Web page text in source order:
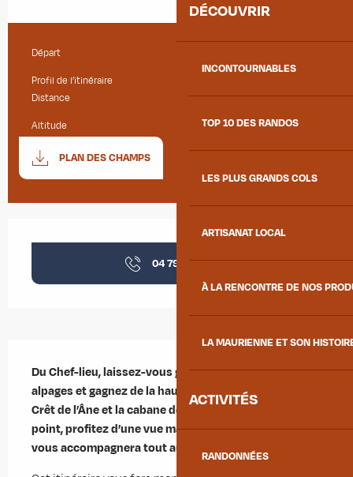
DÉCOUVRIR
INCONTOURNABLES
TOP 10 DES RANDOS
LES PLUS GRANDS COLS
ARTISANAT LOCAL
À LA RENCONTRE DE NOS
LA MAURIENNE ET SON
ACTIVITÉS
RANDONNÉES
Informations pratiques
Départ
Profil de l’itinéraire
Distance 10.6 km
Altitude 1517 m
Documentation
PLAN DES CHAMPS
04 79 59 30▒▒
Du Chef-lieu, laissez-vous guider à travers les
alpages et gagnez de la hauteur jusqu’au sommet du
Crêt de l’Âne et la cabane de La Blanche. Depuis ce
point, profitez d’une vue magnifique sur le village qui
vous accompagnera tout au long du retour.